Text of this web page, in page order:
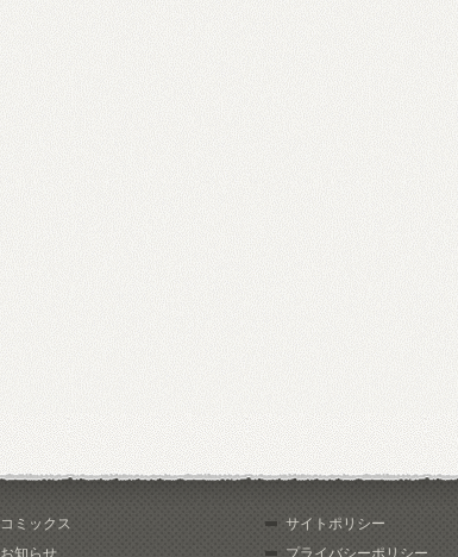
コミックス
お知らせ
サイトポリシー
プライバシーポリシー